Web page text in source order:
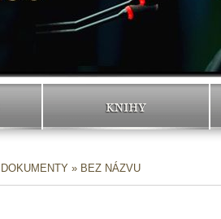
KNIHY
DOKUMENTY » BEZ NÁZVU